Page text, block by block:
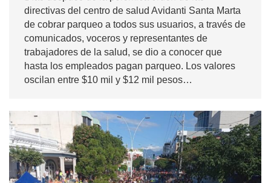
directivas del centro de salud Avidanti Santa Marta
de cobrar parqueo a todos sus usuarios, a través de
comunicados, voceros y representantes de
trabajadores de la salud, se dio a conocer que
hasta los empleados pagan parqueo. Los valores
oscilan entre $10 mil y $12 mil pesos…